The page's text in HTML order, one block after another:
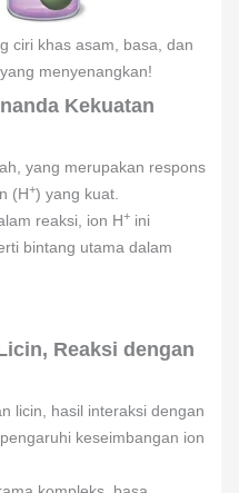
ciri khas asam, basa, dan
menyenangkan!
Kekuatan
yang merupakan respons
(H+) yang kuat.
reaksi, ion H+ini
bintang utama dalam
Reaksi dengan
licin, hasil interaksi dengan
keseimbangan ion